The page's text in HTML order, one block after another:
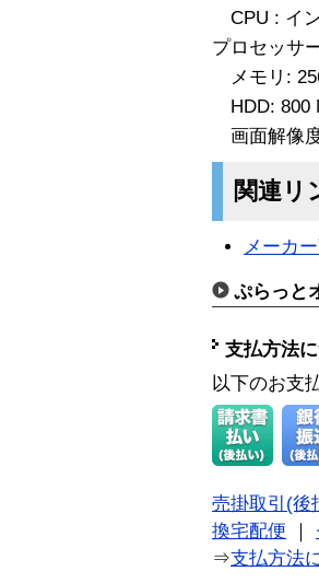
CPU : イ
プロセッサ
メモリ:
HDD: 800
画面解像
関連リ
メーカ
ぷらっと
支払方法
以下のお支
売掛取引(後
換宅配便
⇒支払方法